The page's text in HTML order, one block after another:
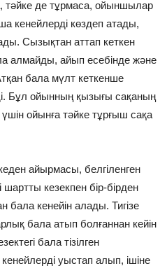
де тұрмаса, ойыншылар
кенейлерді көздеп атады,
Сызықтан аттап кеткен
алмайды, айып есебінде және
бала мүлт кеткенше
Бұл ойынның қызығы сақаның
ойынға тәйке тұрғыш сақа
айырмасы, белгіленген
шартты кезекпен бір-бірден
бала кенейін алады. Тигізе
бала атып болғаннан кейін
бала тізілген
кенейлерді уыстап алып, ішіне